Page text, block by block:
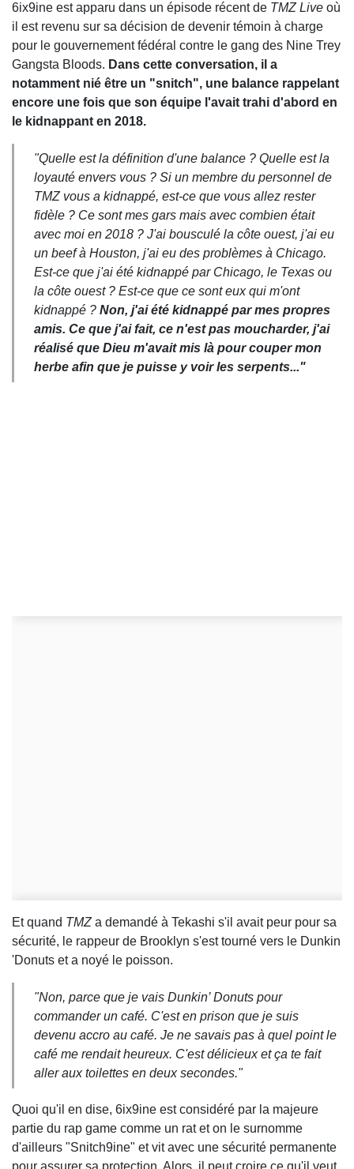
6ix9ine est apparu dans un épisode récent de TMZ Live où
il est revenu sur sa décision de devenir témoin à charge
pour le gouvernement fédéral contre le gang des Nine Trey
Gangsta Bloods. Dans cette conversation, il a
notamment nié être un "snitch", une balance rappelant
encore une fois que son équipe l'avait trahi d'abord en
le kidnappant en 2018.
"Quelle est la définition d'une balance ? Quelle est la
loyauté envers vous ? Si un membre du personnel de
TMZ vous a kidnappé, est-ce que vous allez rester
fidèle ? Ce sont mes gars mais avec combien était
avec moi en 2018 ? J'ai bousculé la côte ouest, j'ai eu
un beef à Houston, j'ai eu des problèmes à Chicago.
Est-ce que j'ai été kidnappé par Chicago, le Texas ou
la côte ouest ? Est-ce que ce sont eux qui m'ont
kidnappé ? Non, j'ai été kidnappé par mes propres
amis. Ce que j'ai fait, ce n'est pas moucharder, j'ai
réalisé que Dieu m'avait mis là pour couper mon
herbe afin que je puisse y voir les serpents..."
Et quand TMZa demandé à Tekashi s'il avait peur pour sa
sécurité, le rappeur de Brooklyn s'est tourné vers le Dunkin
'Donuts et a noyé le poisson.
"Non, parce que je vais Dunkin’ Donuts pour
commander un café. C'est en prison que je suis
devenu accro au café. Je ne savais pas à quel point le
café me rendait heureux. C'est délicieux et ça te fait
aller aux toilettes en deux secondes."
Quoi qu'il en dise, 6ix9ine est considéré par la majeure
partie du rap game comme un rat et on le surnomme
d'ailleurs "Snitch9ine" et vit avec une sécurité permanente